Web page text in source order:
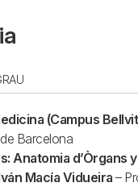
(Campus
Barcelona
Anatomia d’Òrgans
Macía Vidueira–